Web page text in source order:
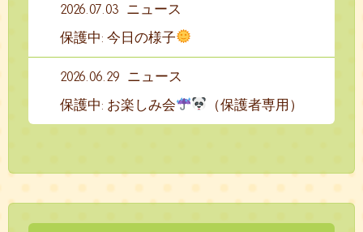
2026.07.03
ニュース
保護中: 今日の様子
2026.06.29
ニュース
保護中: お楽しみ会
（保護者専用）